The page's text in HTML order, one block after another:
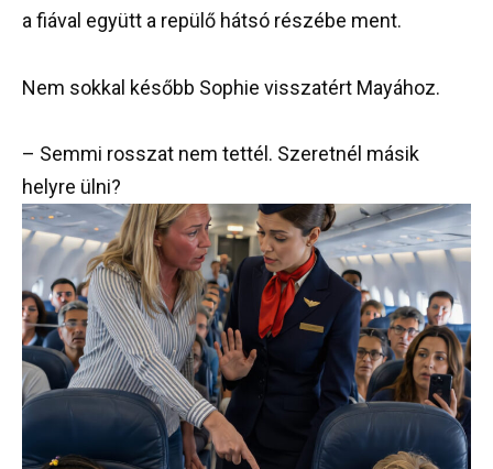
a fiával együtt a repülő hátsó részébe ment.
Nem sokkal később Sophie visszatért Mayához.
– Semmi rosszat nem tettél. Szeretnél másik
helyre ülni?